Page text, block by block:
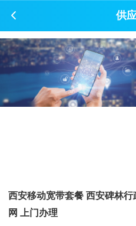
供
西安移动宽带套餐 西安碑林
网 上门办理